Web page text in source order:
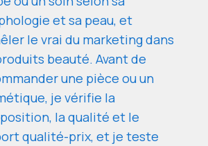
et sa peau, et
le vrai du marketing dans
beauté. Avant de
une pièce ou un
je vérifie la
la qualité et le
qualité-prix, et je teste